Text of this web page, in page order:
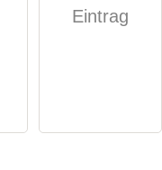
Eintrag